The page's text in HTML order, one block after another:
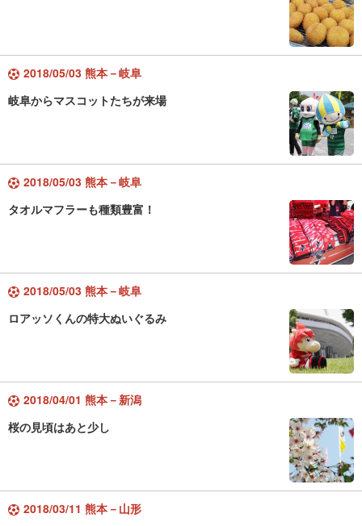
2018/05/03 熊本－岐阜
岐阜からマスコットたちが来場
2018/05/03 熊本－岐阜
タオルマフラーも種類豊富！
2018/05/03 熊本－岐阜
ロアッソくんの特大ぬいぐるみ
2018/04/01 熊本－新潟
桜の見頃はあと少し
2018/03/11 熊本－山形